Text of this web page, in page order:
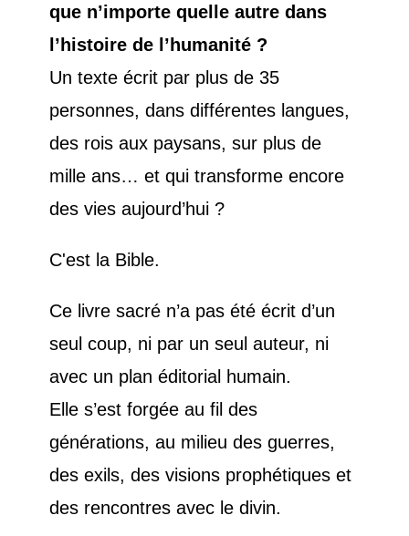
que n’importe quelle autre dans
l’histoire de l’humanité ?
Un texte écrit par plus de 35
personnes, dans différentes langues,
des rois aux paysans, sur plus de
mille ans… et qui transforme encore
des vies aujourd’hui ?
C'est la Bible.
Ce livre sacré n’a pas été écrit d’un
seul coup, ni par un seul auteur, ni
avec un plan éditorial humain.
Elle s’est forgée au fil des
générations, au milieu des guerres,
des exils, des visions prophétiques et
des rencontres avec le divin.